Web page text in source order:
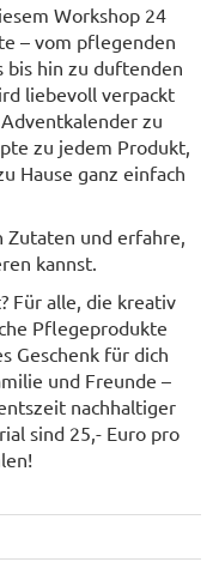
Workshop 24
– vom pflegenden
bis hin zu duftenden
liebevoll verpackt
zu
zu jedem Produkt,
Hause ganz einfach
Zutaten und erfahre,
kannst.
Für alle, die kreativ
Pflegeprodukte
Geschenk für dich
und Freunde –
nachhaltiger
sind 25,- Euro pro